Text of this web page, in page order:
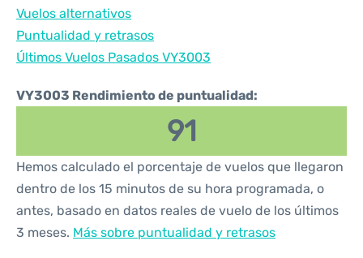
Vuelos alternativos
Puntualidad y retrasos
Últimos Vuelos Pasados VY3003
VY3003 Rendimiento de puntualidad:
91
Hemos calculado el porcentaje de vuelos que llegaron
dentro de los 15 minutos de su hora programada, o
antes, basado en datos reales de vuelo de los últimos
3 meses. Más sobre puntualidad y retrasos